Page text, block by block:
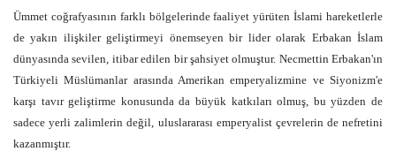
Ümmet coğrafyasının farklı bölgelerinde faaliyet yürüten İslami hareketlerle
de yakın ilişkiler geliştirmeyi önemseyen bir lider olarak Erbakan İslam
dünyasında sevilen, itibar edilen bir şahsiyet olmuştur. Necmettin Erbakan'ın
Türkiyeli Müslümanlar arasında Amerikan emperyalizmine ve Siyonizm'e
karşı tavır geliştirme konusunda da büyük katkıları olmuş, bu yüzden de
sadece yerli zalimlerin değil, uluslararası emperyalist çevrelerin de nefretini
kazanmıştır.